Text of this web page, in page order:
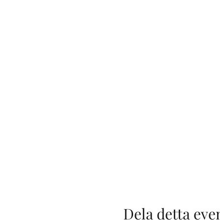
Dela detta